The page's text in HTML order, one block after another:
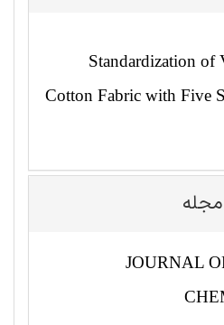
Standardization of
Cotton Fabric with Five
JOURNAL